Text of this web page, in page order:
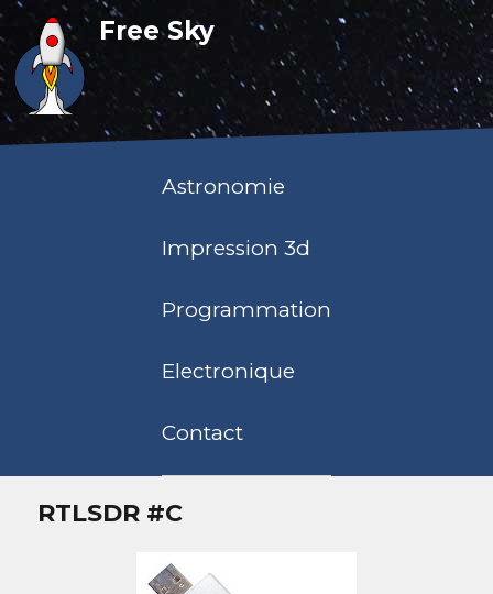
Free Sky
Astronomie
Impression 3d
Programmation
Electronique
Contact
RTLSDR #C